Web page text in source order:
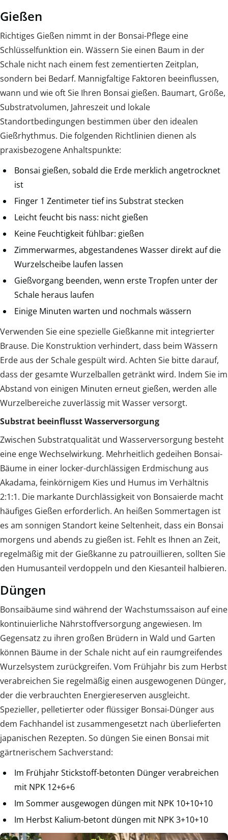
Gießen
Richtiges Gießen nimmt in der Bonsai-Pflege eine
Schlüsselfunktion ein. Wässern Sie einen Baum in der
Schale nicht nach einem fest zementierten Zeitplan,
sondern bei Bedarf. Mannigfaltige Faktoren beeinflussen,
wann und wie oft Sie Ihren Bonsai gießen. Baumart, Größe,
Substratvolumen, Jahreszeit und lokale
Standortbedingungen bestimmen über den idealen
Gießrhythmus. Die folgenden Richtlinien dienen als
praxisbezogene Anhaltspunkte:
Bonsai gießen, sobald die Erde merklich angetrocknet
ist
Finger 1 Zentimeter tief ins Substrat stecken
Leicht feucht bis nass: nicht gießen
Keine Feuchtigkeit fühlbar: gießen
Zimmerwarmes, abgestandenes Wasser direkt auf die
Wurzelscheibe laufen lassen
Gießvorgang beenden, wenn erste Tropfen unter der
Schale heraus laufen
Einige Minuten warten und nochmals wässern
Verwenden Sie eine spezielle Gießkanne mit integrierter
Brause. Die Konstruktion verhindert, dass beim Wässern
Erde aus der Schale gespült wird. Achten Sie bitte darauf,
dass der gesamte Wurzelballen getränkt wird. Indem Sie im
Abstand von einigen Minuten erneut gießen, werden alle
Wurzelbereiche zuverlässig mit Wasser versorgt.
Substrat beeinflusst Wasserversorgung
Zwischen Substratqualität und Wasserversorgung besteht
eine enge Wechselwirkung. Mehrheitlich gedeihen Bonsai-
Bäume in einer locker-durchlässigen Erdmischung aus
Akadama, feinkörnigem Kies und Humus im Verhältnis
2:1:1. Die markante Durchlässigkeit von Bonsaierde macht
häufiges Gießen erforderlich. An heißen Sommertagen ist
es am sonnigen Standort keine Seltenheit, dass ein Bonsai
morgens und abends zu gießen ist. Fehlt es Ihnen an Zeit,
regelmäßig mit der Gießkanne zu patrouillieren, sollten Sie
den Humusanteil verdoppeln und den Kiesanteil halbieren.
Düngen
Bonsaibäume sind während der Wachstumssaison auf eine
kontinuierliche Nährstoffversorgung angewiesen. Im
Gegensatz zu ihren großen Brüdern in Wald und Garten
können Bäume in der Schale nicht auf ein raumgreifendes
Wurzelsystem zurückgreifen. Vom Frühjahr bis zum Herbst
verabreichen Sie regelmäßig einen ausgewogenen Dünger,
der die verbrauchten Energiereserven ausgleicht.
Spezieller, pelletierter oder flüssiger Bonsai-Dünger aus
dem Fachhandel ist zusammengesetzt nach überlieferten
japanischen Rezepten. So düngen Sie einen Bonsai mit
gärtnerischem Sachverstand:
Im Frühjahr Stickstoff-betonten Dünger verabreichen
mit NPK 12+6+6
Im Sommer ausgewogen düngen mit NPK 10+10+10
Im Herbst Kalium-betont düngen mit NPK 3+10+10